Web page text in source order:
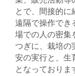
とで、間接的に
遠隔で操作でき
場での人の密集
つぎに、栽培の
安の実行と、生
となっておりま